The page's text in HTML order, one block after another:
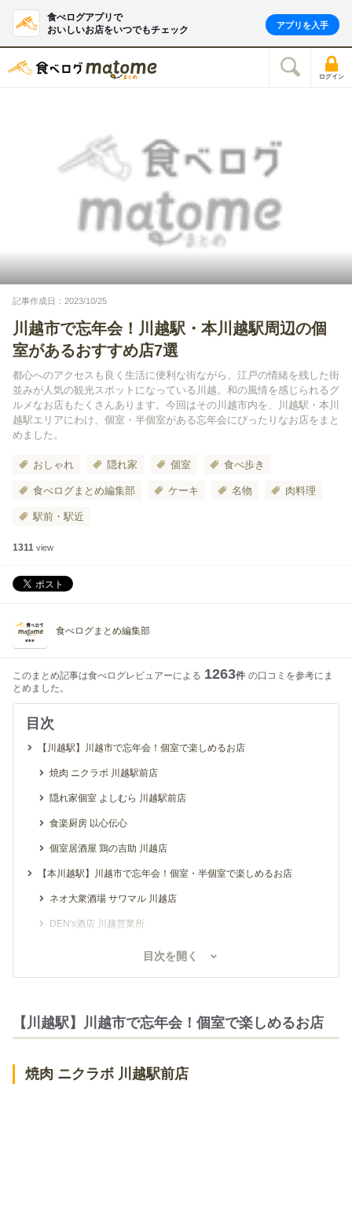
食べログアプリで
おいしいお店をいつでもチェック
アプリを入手
ログイン
記事作成日：2023/10/25
川越市で忘年会！川越駅・本川越駅周辺の個
室があるおすすめ店7選
都心へのアクセスも良く生活に便利な街ながら、江戸の情緒を残した街
並みが人気の観光スポットになっている川越。和の風情を感じられるグ
ルメなお店もたくさんあります。今回はその川越市内を、川越駅・本川
越駅エリアにわけ、個室・半個室がある忘年会にぴったりなお店をまと
めました。
おしゃれ 隠れ家 個室 食べ歩き
食べログまとめ編集部 ケーキ 名物 肉料理
駅前・駅近
1311 view
食べログまとめ編集部
このまとめ記事は食べログレビュアーによる 1263件 の口コミを参考にま
とめました。
目次
【川越駅】川越市で忘年会！個室で楽しめるお店
焼肉 ニクラボ 川越駅前店
隠れ家個室 よしむら 川越駅前店
食楽厨房 以心伝心
個室居酒屋 鶏の吉助 川越店
【本川越駅】川越市で忘年会！個室・半個室で楽しめるお店
ネオ大衆酒場 サワマル 川越店
DEN's酒店 川越営業所
地もの海もの なかなか
目次を開く
【川越駅】川越市で忘年会！個室で楽しめるお店
焼肉 ニクラボ 川越駅前店